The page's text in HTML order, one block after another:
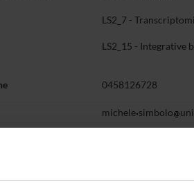
LS2_7 -
LS2_15 - Integrative
0458126728
michele simbolo